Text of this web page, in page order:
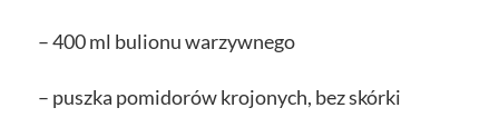
– 400 ml bulionu warzywnego
– puszka pomidorów krojonych, bez skórki